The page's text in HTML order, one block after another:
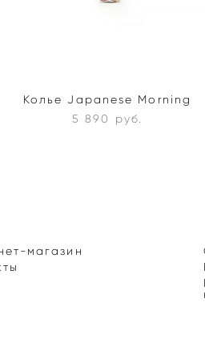
Колье Japanese Morning
5 890 pуб.
магазин